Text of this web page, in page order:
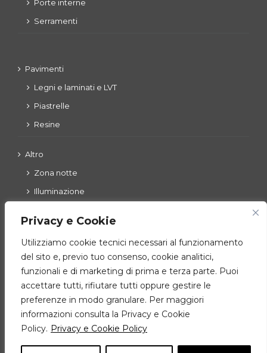
Privacy e Cookie
Utilizziamo cookie tecnici necessari al funzionamento
del sito e, previo tuo consenso, cookie analitici,
funzionali e di marketing di prima e terza parte. Puoi
accettare tutti, rifiutare tutti oppure gestire le
preferenze in modo granulare. Per maggiori
informazioni consulta la Privacy e Cookie
Policy. Privacy e Cookie Policy
Porte interne
Serramenti
Pavimenti
Legni e laminati e LVT
Piastrelle
Resine
Altro
Zona notte
Illuminazione
Zona giorno
Cucine
Ingressi – living – complementi